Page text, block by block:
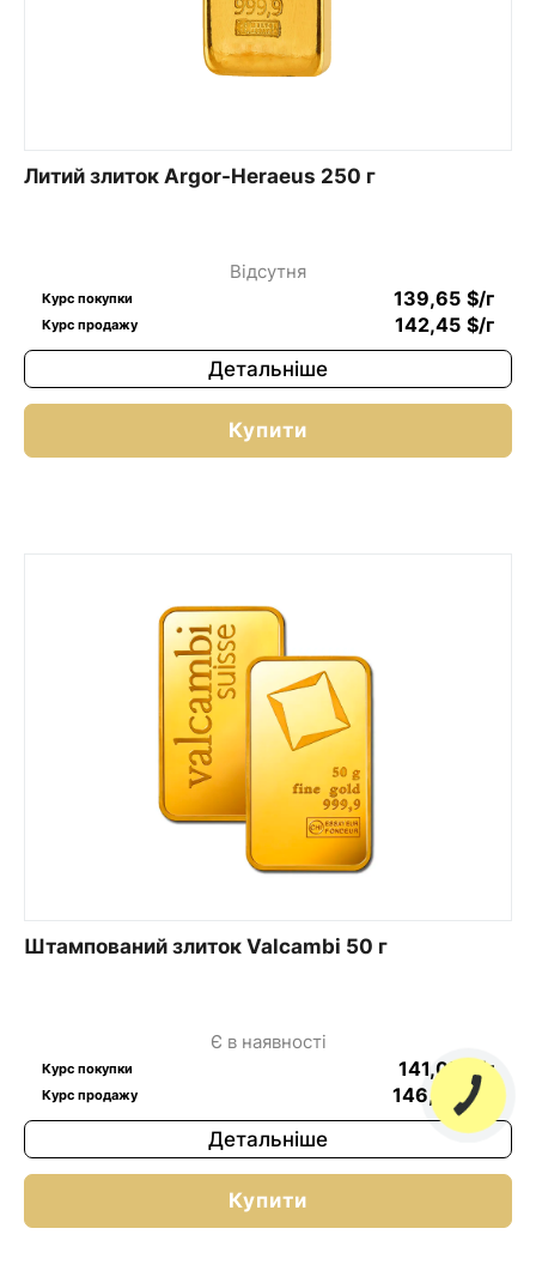
Литий злиток Argor-Heraeus 250 г
Відсутня
Курс покупки 139,65 $/г
Курс продажу 142,45 $/г
Детальніше
Купити
Штампований злиток Valcambi 50 г
Є в наявності
Курс покупки 141,05 /г
Курс продажу 146,09 $/г
Детальніше
Купити